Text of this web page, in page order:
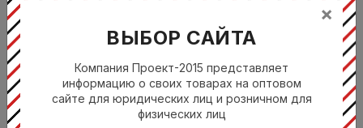
SNMSEV121
ТАРЕЛКА МЕЛКАЯ 32,4СМ, БЕЗ БОРТА,
STONECAST, ЦВЕТ NUTMEG CREAM
Цена по запросу
×
ВЫБОР САЙТА
Компания Проект-2015 представляет
информацию о своих товарах на оптовом
сайте для юридических лиц и розничном для
физических лиц